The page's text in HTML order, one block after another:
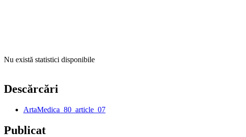
Nu există statistici disponibile
Descărcări
ArtaMedica_80_article_07
Publicat